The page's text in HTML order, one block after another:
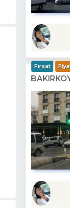
Fırsat